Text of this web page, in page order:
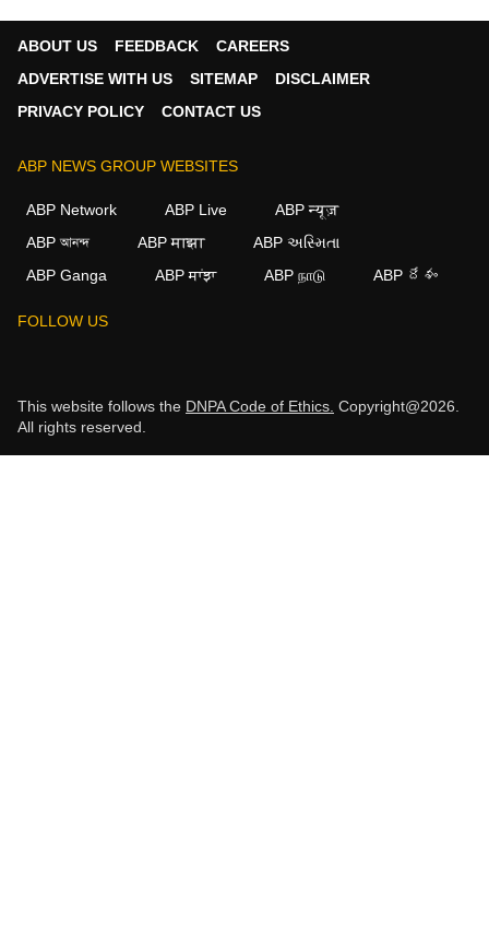
ABOUT US FEEDBACK
CAREERS
ADVERTISE WITH US
SITEMAP
DISCLAIMER
PRIVACY POLICY
CONTACT US
ABP NEWS GROUP WEBSITES
ABP Network ABP Live
ABP न्यूज़
ABP আনন্দ
ABP माझा
ABP અસ્મિતા
ABP Ganga
ABP ਸਾਂਝਾ ABP நாடு ABP దేశం
FOLLOW US
This website follows the DNPA Code of Ethics. Copyright@2026.
All rights reserved.